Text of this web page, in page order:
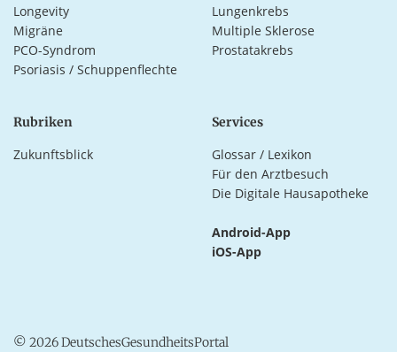
Longevity
Lungenkrebs
Migräne
Multiple Sklerose
PCO-Syndrom
Prostatakrebs
Psoriasis / Schuppenflechte
Rubriken
Zukunftsblick
Services
Glossar / Lexikon
Für den Arztbesuch
Die Digitale Hausapotheke
Android-App
iOS-App
© 2026 DeutschesGesundheitsPortal